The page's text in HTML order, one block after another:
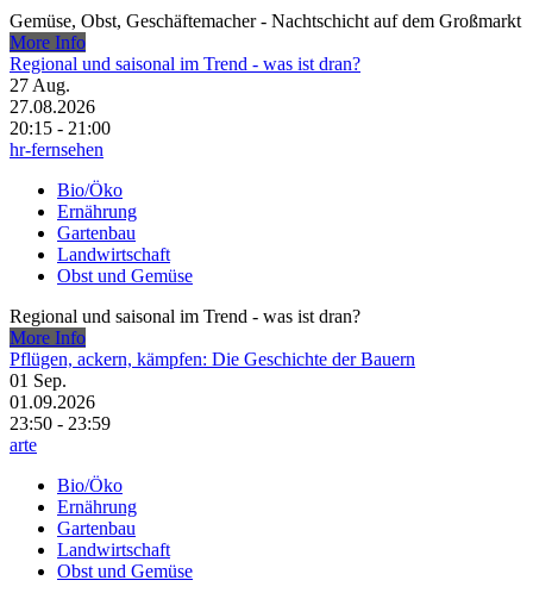
Gemüse, Obst, Geschäftemacher - Nachtschicht auf dem Großmarkt
More Info
Regional und saisonal im Trend - was ist dran?
27 Aug.
27.08.2026
20:15 - 21:00
hr-fernsehen
Bio/Öko
Ernährung
Gartenbau
Landwirtschaft
Obst und Gemüse
Regional und saisonal im Trend - was ist dran?
More Info
Pflügen, ackern, kämpfen: Die Geschichte der Bauern
01 Sep.
01.09.2026
23:50 - 23:59
arte
Bio/Öko
Ernährung
Gartenbau
Landwirtschaft
Obst und Gemüse